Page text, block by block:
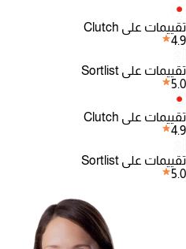
تقييمات على Clutch
4.9
تقييمات على Sortlist
5.0
تقييمات على Clutch
4.9
تقييمات على Sortlist
5.0